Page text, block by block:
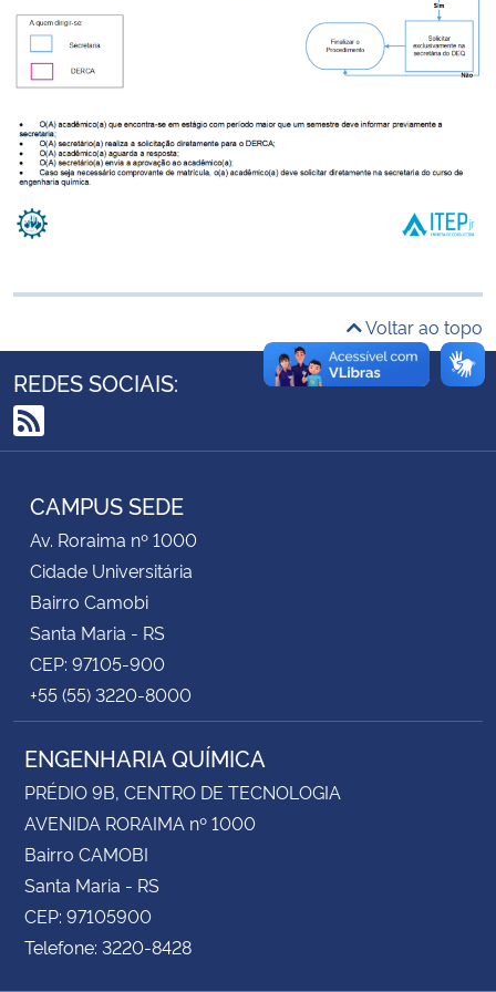
Ministério da Cidadania
Ministério da Saúde
Ministério de Minas e Energia
Controladoria-Geral da União
Secretaria-Geral
Secretaria de Governo
Gabinete de Segurança Institucional
Advocacia-Geral da União
Banco Central do Brasil
Voltar ao topo
REDES SOCIAIS:
RSS
CAMPUS SEDE
Av. Roraima nº 1000
Cidade Universitária
Bairro Camobi
Santa Maria - RS
CEP: 97105-900
+55 (55) 3220-8000
ENGENHARIA QUÍMICA
PRÉDIO 9B, CENTRO DE TECNOLOGIA
AVENIDA RORAIMA nº 1000
Bairro CAMOBI
Santa Maria - RS
CEP: 97105900
Telefone: 3220-8428